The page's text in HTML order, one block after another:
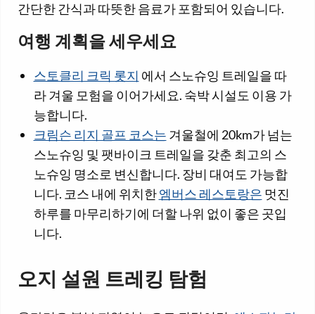
간단한 간식과 따뜻한 음료가 포함되어 있습니다.
여행 계획을 세우세요
스토클리 크릭 롯지 에서 스노슈잉 트레일을 따
라 겨울 모험을 이어가세요. 숙박 시설도 이용 가
능합니다.
크림슨 리지 골프 코스는 겨울철에 20km가 넘는
스노슈잉 및 팻바이크 트레일을 갖춘 최고의 스
노슈잉 명소로 변신합니다. 장비 대여도 가능합
니다. 코스 내에 위치한엠버스 레스토랑은 멋진
하루를 마무리하기에 더할 나위 없이 좋은 곳입
니다.
오지 설원 트레킹 탐험